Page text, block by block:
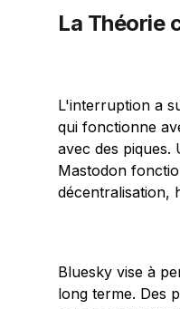
La Théorie
L'interruption a
qui fonctionne
avec des piques.
Mastodon
décentralisation,
Bluesky vise à
long terme. Des